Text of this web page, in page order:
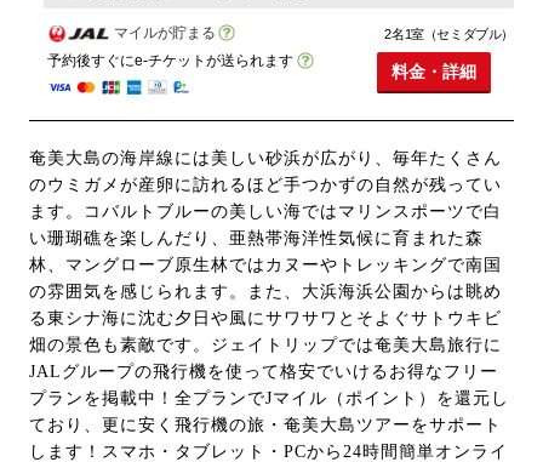
マイルが貯まる
予約後すぐにe-チケットが送られます
2名1室（セミダブル）
料金・詳細
奄美大島の海岸線には美しい砂浜が広がり、毎年たくさん
のウミガメが産卵に訪れるほど手つかずの自然が残ってい
ます。コバルトブルーの美しい海ではマリンスポーツで白
い珊瑚礁を楽しんだり、亜熱帯海洋性気候に育まれた森
林、マングローブ原生林ではカヌーやトレッキングで南国
の雰囲気を感じられます。また、大浜海浜公園からは眺め
る東シナ海に沈む夕日や風にサワサワとそよぐサトウキビ
畑の景色も素敵です。ジェイトリップでは奄美大島旅行に
JALグループの飛行機を使って格安でいけるお得なフリー
プランを掲載中！全プランでJマイル（ポイント）を還元し
ており、更に安く飛行機の旅・奄美大島ツアーをサポート
します！スマホ・タブレット・PCから24時間簡単オンライ